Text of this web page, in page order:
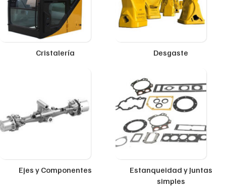
Cristalería Desgaste
Ejes y Componentes
Estanqueidad y Juntas
simples